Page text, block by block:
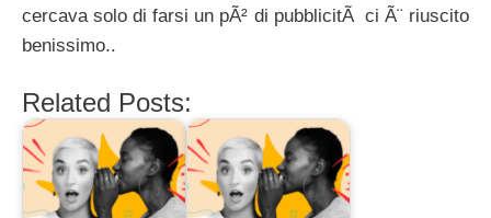
cercava solo di farsi un pÃ² di pubblicitÃ ci Ã¨ riuscito
benissimo..
Related Posts: